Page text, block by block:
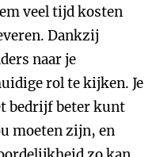
veel tijd kosten
Dankzij
naar je
rol te kijken. Je
bedrijf beter kunt
moeten zijn, en